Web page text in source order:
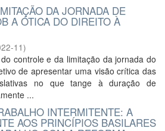
DA JORNADA DE
A ÓTICA DO DIREITO À
11)
controle e da limitação da jornada do
de apresentar uma visão crítica das
no que tange à duração de
...
INTERMITENTE: A
AOS PRINCÍPIOS BASILARES